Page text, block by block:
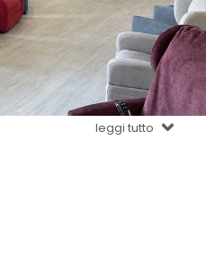
leggi tutto